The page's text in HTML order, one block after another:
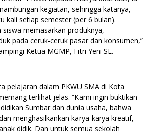
kegiatan, sehingga katanya,
kali setiap semester (per 6 bulan).
siswa memasarkan produknya,
pada ceruk-ceruk pasar dan konsumen,”
Ketua MGMP, Fitri Yeni SE.
pelajaran dalam PKWU SMA di Kota
terlihat jelas. “Kami ingin buktikan
Sumbar dan dunia usaha, bahwa
menghasilkankan karya-karya kreatif,
didik. Dan untuk semua sekolah